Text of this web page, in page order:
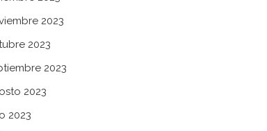
2023
2023
2023
2023
2023